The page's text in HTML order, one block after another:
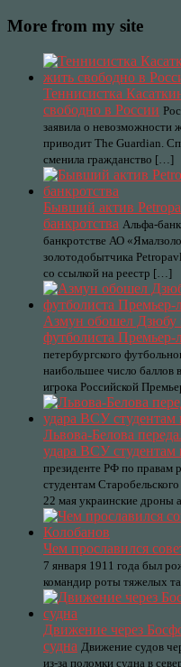
More from my site
Теннисистка
свободно в России
заявила о невозможности
приводит The Guardian.
сменила гражданство […]
Бывший актив
банкротства Альфа-
банкротстве АО
золотодобытчика
со ссылкой на реестр […]
Азмун обошел Дзюбу
футболиста Премьер-
петербургского
наибольшее число баллов
игрока Российской
Львова-Белова
удара ВСУ студентам
президенте РФ по правам
студентам
22 мая украинские дроны
Чем прославился
7 января 1911 года был
командир роты тяжелых
Движение через
судна Движение судов
из-за поломки судна в